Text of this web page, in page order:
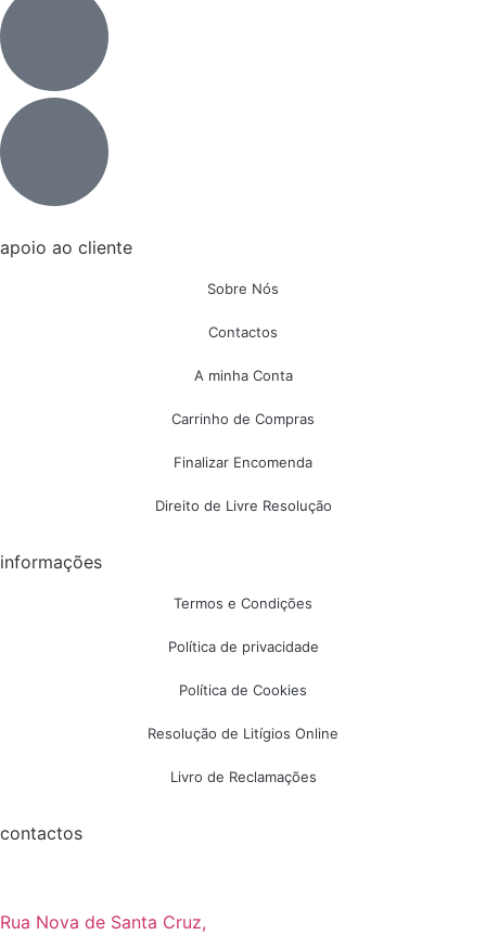
apoio ao cliente
Sobre Nós
Contactos
A minha Conta
Carrinho de Compras
Finalizar Encomenda
Direito de Livre Resolução
informações
Termos e Condições
Política de privacidade
Política de Cookies
Resolução de Litígios Online
Livro de Reclamações
contactos
Rua Nova de Santa Cruz,